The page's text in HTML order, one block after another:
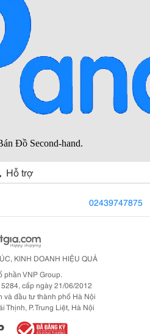
Hỗ trợ
02439747875
KINH DOANH HIỆU QUẢ
phần VNP Group.
cấp ngày 21/06/2012
và đầu tư thành phố Hà Nội
Thịnh, P. Trung Liệt, Hà Nội